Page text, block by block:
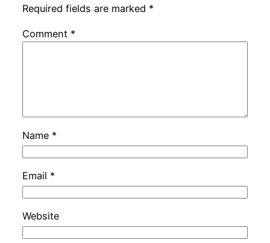
Required fields are marked *
Comment *
Name *
Email *
Website